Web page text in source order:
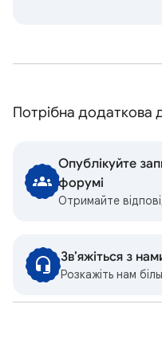
Потрібна додаткова
Опублікуйте
форумі
Отримайте
Зв’яжіться з
Розкажіть нам